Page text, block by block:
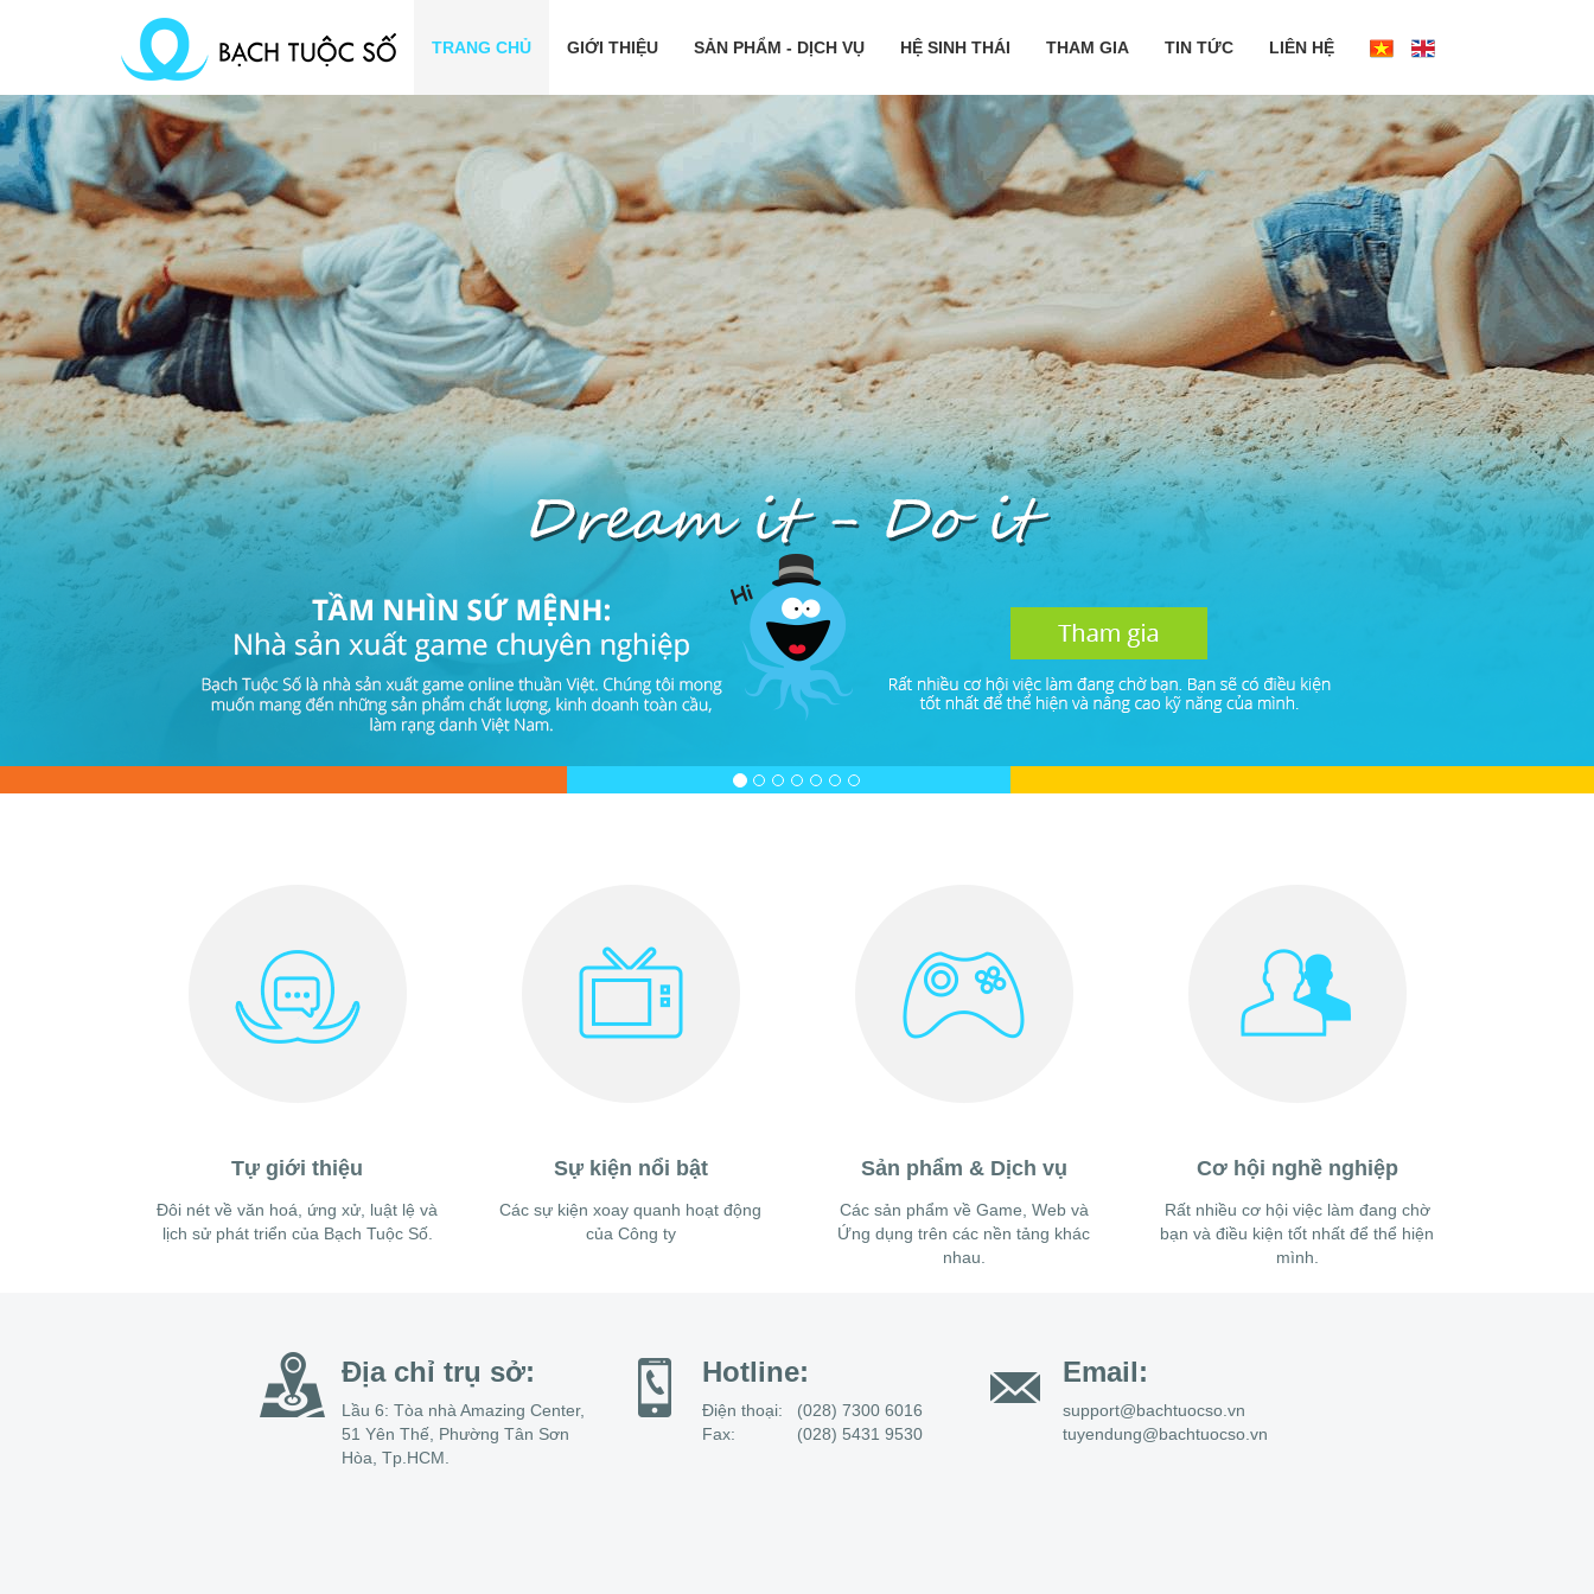
TRANG CHỦ GIỚI THIỆU SẢN PHẨM - DỊCH VỤ HỆ SINH THÁI THAM GIA TIN TỨC LIÊN HỆ
Tự giới thiệu
Đôi nét về văn hoá, ứng xử, luật lệ và
lịch sử phát triển của Bạch Tuộc Số.
Sự kiện nổi bật
Các sự kiện xoay quanh hoạt động
của Công ty
Sản phẩm & Dịch vụ
Các sản phẩm về Game, Web và
Ứng dụng trên các nền tảng khác
nhau.
Cơ hội nghề nghiệp
Rất nhiều cơ hội việc làm đang chờ
bạn và điều kiện tốt nhất để thể hiện
mình.
Địa chỉ trụ sở:
Lầu 6: Tòa nhà Amazing Center,
51 Yên Thế, Phường Tân Sơn
Hòa, Tp.HCM.
Hotline:
Điện thoại:
(028) 7300 6016
Fax:
(028) 5431 9530
Email:
support@bachtuocso.vn
tuyendung@bachtuocso.vn